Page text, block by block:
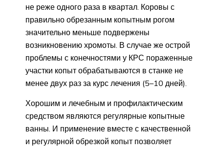
не реже одного раза в квартал. Коровы с
правильно обрезанным копытным рогом
значительно меньше подвержены
возникновению хромоты. В случае же острой
проблемы с конечностями у КРС пораженные
участки копыт обрабатываются в станке не
менее двух раз за курс лечения (5–10 дней).
Хорошим и лечебным и профилактическим
средством являются регулярные копытные
ванны. И применение вместе с качественной
и регулярной обрезкой копыт позволяет